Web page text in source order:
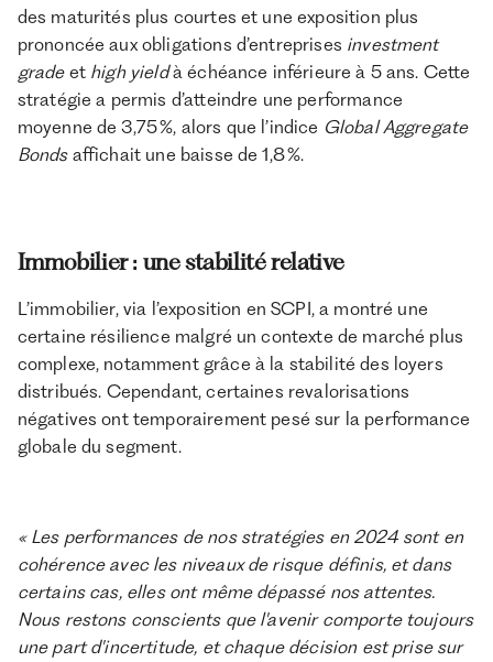
des maturités plus courtes et une exposition plus
prononcée aux obligations d’entreprises investment
gradeet high yieldà échéance inférieure à 5 ans. Cette
stratégie a permis d’atteindre une performance
moyenne de 3,75 %, alors que l’indice Global Aggregate
Bondsaffichait une baisse de 1,8 %.
Immobilier : une stabilité relative
L’immobilier, via l’exposition en SCPI, a montré une
certaine résilience malgré un contexte de marché plus
complexe, notamment grâce à la stabilité des loyers
distribués. Cependant, certaines revalorisations
négatives ont temporairement pesé sur la performance
globale du segment.
« Les performances de nos stratégies en 2024 sont en
cohérence avec les niveaux de risque définis, et dans
certains cas, elles ont même dépassé nos attentes.
Nous restons conscients que l'avenir comporte toujours
une part d'incertitude, et chaque décision est prise sur